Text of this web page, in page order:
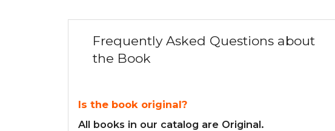
Frequently Asked Questions about
the Book
Is the book original?
All books in our catalog are Original.